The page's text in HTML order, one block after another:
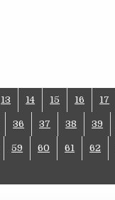
13 14 15 16 17
36 37 38 39
59 60 61 62